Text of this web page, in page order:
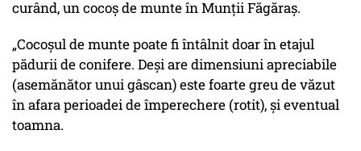
curând, un cocoș de munte în Munții Făgăraș.
„Cocoșul de munte poate fi întâlnit doar în etajul
pădurii de conifere. Deși are dimensiuni apreciabile
(asemănător unui gâscan) este foarte greu de văzut
în afara perioadei de împerechere (rotit), și eventual
toamna.